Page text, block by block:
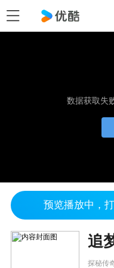
数据获取失
预览播放中，
追
探秘传